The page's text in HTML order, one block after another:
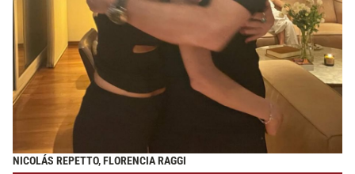
NICOLÁS REPETTO, FLORENCIA RAGGI